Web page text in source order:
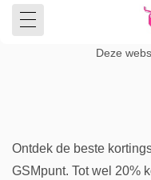
Deze
Ontdek de beste
GSMpunt. Tot wel 20%